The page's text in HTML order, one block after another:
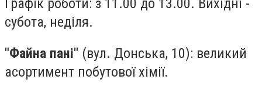
Графік роботи: з 11.00 до 13.00. Вихідні -
субота, неділя.
"Файна пані" (вул. Донська, 10): великий
асортимент побутової хімії.